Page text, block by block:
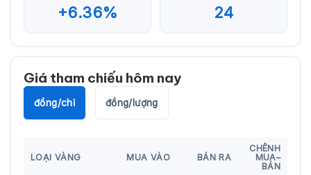
+6.36% 24
Giá tham chiếu hôm nay
đồng/chỉ đồng/lượng
LOẠI VÀNG MUA VÀO BÁN RA
CHÊNH
MUA–
BÁN